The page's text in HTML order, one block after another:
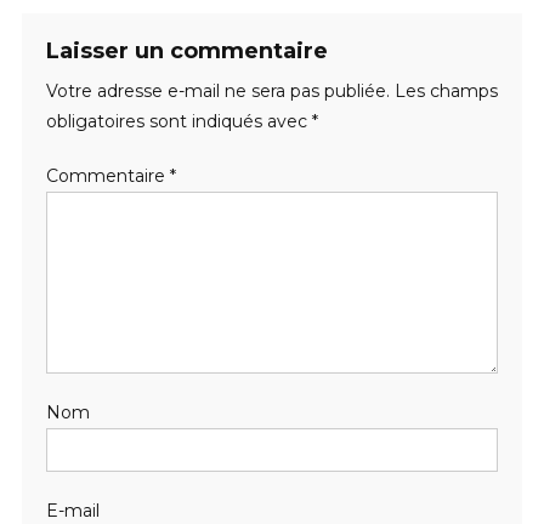
Laisser un commentaire
Votre adresse e-mail ne sera pas publiée. Les champs
obligatoires sont indiqués avec *
Commentaire *
Nom
E-mail